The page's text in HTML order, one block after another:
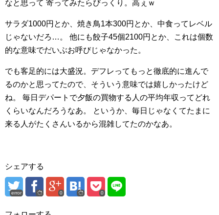
なと思って 寄ってみたらびっくり。高ぇｗ
サラダ1000円とか、焼き鳥1本300円とか、中食ってレベル
じゃないだろ…。
他にも餃子45個2100円とか、これは個数
的な意味でだいぶお呼びじゃなかった。
でも客足的には大盛況。デフレってもっと徹底的に進んで
るのかと思ってたので、そういう意味では嬉しかったけど
ね。
毎日デパートで夕飯の買物する人の平均年収ってどれ
くらいなんだろうなあ。
というか、毎日じゃなくてたまに
来る人がたくさんいるから混雑してたのかなあ。
シェアする
error 0 0